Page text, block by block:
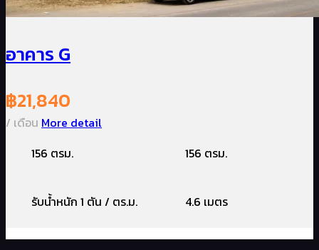
อาคาร G
฿21,840
/ เดือน More detail
156 ตรม.
156 ตรม.
รับน้ำหนัก 1 ตัน / ตร.ม. 4.6 เมตร